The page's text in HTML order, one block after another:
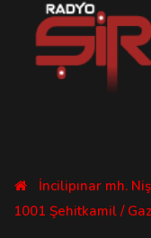
İncilipınar mh.
1001 Şehitkamil /